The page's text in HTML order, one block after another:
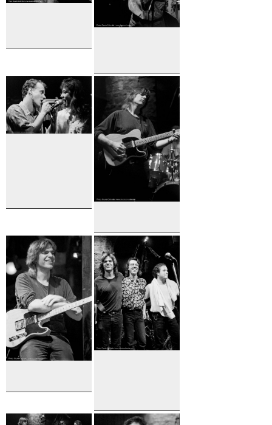
Verville
Pierre
Verville
Verville et
Élyse
Duguay
Mike Stern